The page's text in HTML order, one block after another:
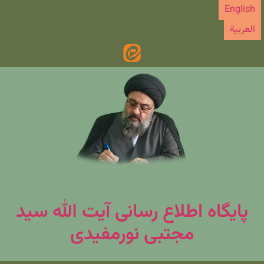
پرش
محتوا
English
العربیة
پایگاه اطلاع رسانی آیت الله سید
مجتبی نورمفیدی